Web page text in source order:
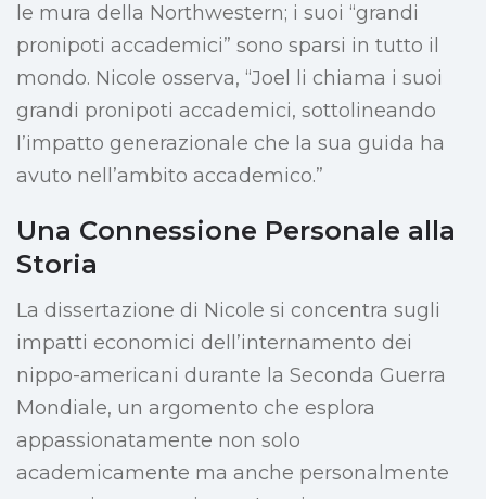
le mura della Northwestern; i suoi “grandi
pronipoti accademici” sono sparsi in tutto il
mondo. Nicole osserva, “Joel li chiama i suoi
grandi pronipoti accademici, sottolineando
l’impatto generazionale che la sua guida ha
avuto nell’ambito accademico.”
Una Connessione Personale alla
Storia
La dissertazione di Nicole si concentra sugli
impatti economici dell’internamento dei
nippo-americani durante la Seconda Guerra
Mondiale, un argomento che esplora
appassionatamente non solo
academicamente ma anche personalmente